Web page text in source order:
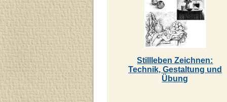
Stillleben Zeichnen:
Technik, Gestaltung und
Übung